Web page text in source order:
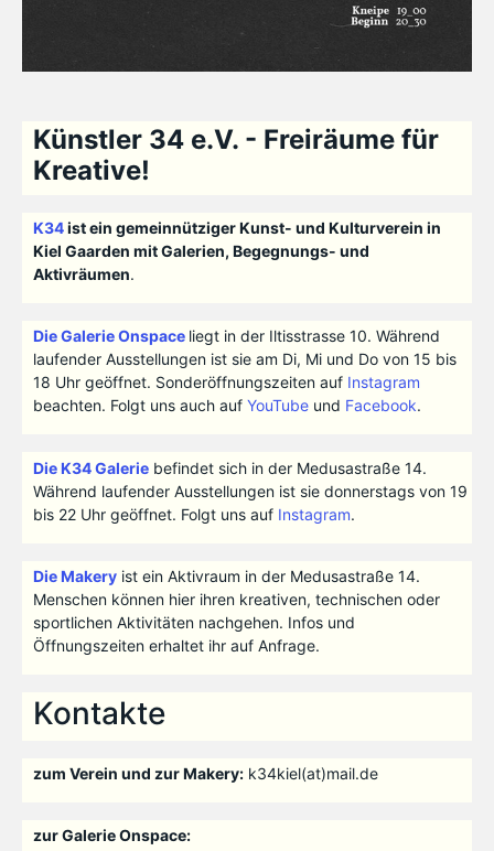
Künstler 34 e.V. - Freiräume für
Kreative!
K34ist ein gemeinnütziger Kunst- und Kulturverein in
Kiel Gaarden mit Galerien, Begegnungs- und
Aktivräumen.
Die Galerie Onspace liegt in der Iltisstrasse 10. Während
laufender Ausstellungen ist sie am Di, Mi und Do von 15 bis
18 Uhr geöffnet. Sonderöffnungszeiten auf Instagram
beachten. Folgt uns auch auf YouTubeund Facebook.
Die K34 Galeriebefindet sich in der Medusastraße 14.
Während laufender Ausstellungen ist sie donnerstags von 19
bis 22 Uhr geöffnet. Folgt uns auf Instagram.
Die Makeryist ein Aktivraum in der Medusastraße 14.
Menschen können hier ihren kreativen, technischen oder
sportlichen Aktivitäten nachgehen. Infos und
Öffnungszeiten erhaltet ihr auf Anfrage.
Kontakte
zum Verein und zur Makery:k34kiel(at)mail.de
zur Galerie Onspace: